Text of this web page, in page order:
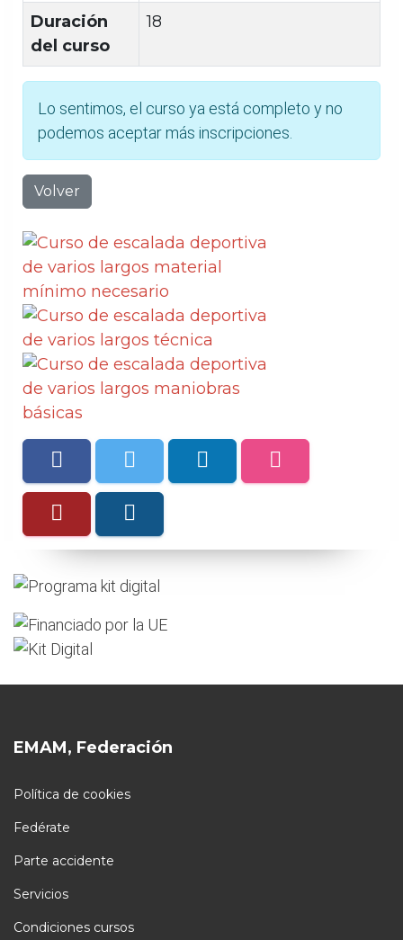
Duración
del curso
18
Lo sentimos, el curso ya está completo y no
podemos aceptar más inscripciones.
Volver
EMAM, Federación
Política de cookies
Fedérate
Parte accidente
Servicios
Condiciones cursos